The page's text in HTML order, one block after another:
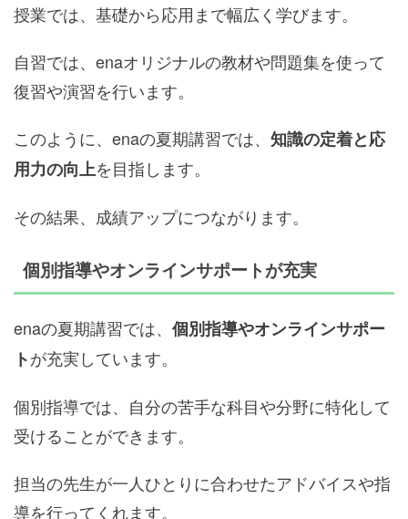
授業では、基礎から応用まで幅広く学びます。
自習では、enaオリジナルの教材や問題集を使って
復習や演習を行います。
このように、enaの夏期講習では、 知識の定着と応
用力の向上を目指します。
その結果、成績アップにつながります。
個別指導やオンラインサポートが充実
enaの夏期講習では、 個別指導やオンラインサポー
トが充実しています。
個別指導では、自分の苦手な科目や分野に特化して
受けることができます。
担当の先生が一人ひとりに合わせたアドバイスや指
導を行ってくれます。